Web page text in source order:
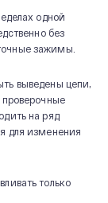
одной
без
зажимы.
выведены цепи,
проверочные
на ряд
для изменения
только